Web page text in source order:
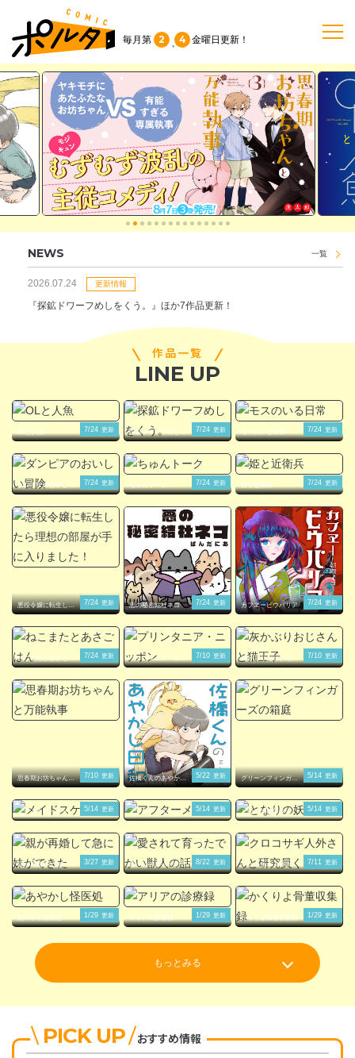
毎月第 2 4 金曜日 更新！
TOP
作品一覧
単行本
NEWS
お問い合わせ
閉じる
NEWS
2026.07.24 更新情報
『探鉱ドワーフめしをくう。』ほか7作品更新！
一覧
PICK UP おすすめ情報
作品一覧
LINE UP
OLと人魚 7/24 更新
探鉱ドワーフめしを
くう。
7/24 更新 モスのいる日常 7/24 更新
ダンピアのおいしい
冒険
7/24 更新 ちゅんトーク 7/24 更新 姫と近衛兵 7/24 更新
悪役令嬢に転生した
ら理想の部屋が手に
7/24 更新 悪の秘密結社ネコ 7/24 更新 カフヱーピウパリア 7/24 更新
ねこまたとあさごは
ん
7/24 更新
プリンタニア・ニッ
ポン
7/10 更新
灰かぶりおじさんと
猫王子
7/10 更新
思春期お坊ちゃんと
万能執事
7/10 更新
佐橋くんのあやかし
日和
5/22 更新
グリーンフィンガー
ズの箱庭
5/14 更新
メイドスケーター 5/14 更新 アフターメルヘン 5/14 更新 となりの妖怪さん 5/14 更新
親が再婚して急に妹
ができた
3/27 更新
愛されて育ったでか
い獣人の話
8/22 更新
クロコサギ人外さん
と研究員くん。
7/11 更新
あやかし怪医処 1/29 更新 アリアの診療録 1/29 更新 かくりよ骨董収集録 1/29 更新
もっとみる